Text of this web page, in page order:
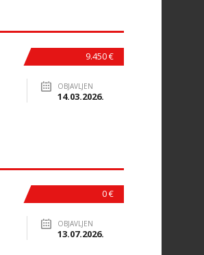
9.450 €
OBJAVLJEN
14.03.2026.
0 €
OBJAVLJEN
13.07.2026.